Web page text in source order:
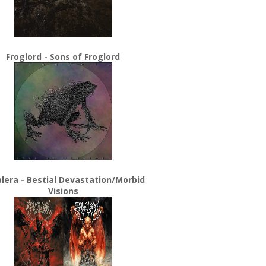
Froglord - Sons of Froglord
- Bestial Devastation/Morbid
Visions